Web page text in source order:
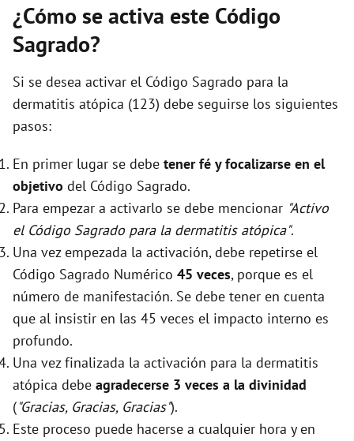
¿Cómo se activa este Código
Sagrado?
Si se desea activar el Código Sagrado para la
dermatitis atópica (123) debe seguirse los siguientes
pasos:
En primer lugar se debe tener fé y focalizarse en el
objetivo del Código Sagrado.
Para empezar a activarlo se debe mencionar "Activo
el Código Sagrado para la dermatitis atópica".
Una vez empezada la activación, debe repetirse el
Código Sagrado Numérico 45 veces, porque es el
número de manifestación. Se debe tener en cuenta
que al insistir en las 45 veces el impacto interno es
profundo.
Una vez finalizada la activación para la dermatitis
atópica debe agradecerse 3 veces a la divinidad
("Gracias, Gracias, Gracias").
Este proceso puede hacerse a cualquier hora y en